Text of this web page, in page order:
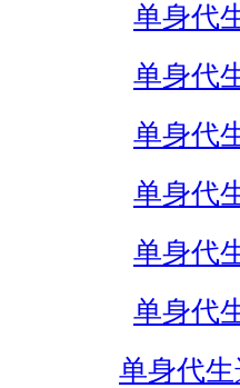
单身代
单身代
单身代
单身代
单身代
单身代
单身代